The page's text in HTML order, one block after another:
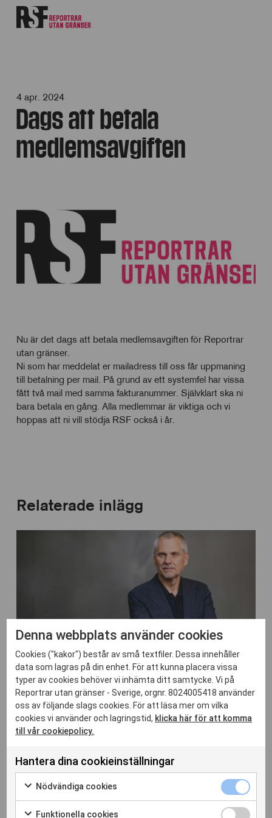
4 apr. 2024
Dags att betala
medlemsavgiften
Nu är det dags att betala medlemsavgiften för Reportrar
utan gränser.
Ni som har meddelat er mailadress till oss får uppmaning
till betalning per mail. På grund av ett systemfel har vissa
fått två mail med samma fakturanummer. Självklart ska ni
bara betala en gång. Alla medlemmar är viktiga och vi
hoppas att ni vill stödja RSF också i år.
Relaterade inlägg
30 jul. 2026
Månadskrönika juli: Orden någon annan
vill rista in i oss
Läs hela artikeln
Denna webbplats använder cookies
Cookies ("kakor") består av små textfiler. Dessa innehåller
data som lagras på din enhet. För att kunna placera vissa
typer av cookies behöver vi inhämta ditt samtycke. Vi på
Reportrar utan gränser - Sverige, orgnr. 8024005418 använder
oss av följande slags cookies. För att läsa mer om vilka
cookies vi använder och lagringstid, klicka här för att komma
till vår cookiepolicy.
Hantera dina cookieinställningar
Nödvändiga cookies
Markera
för
cookies
Funktionella cookies